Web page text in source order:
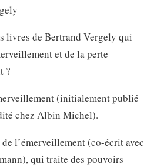
livres de Bertrand Vergely qui
et de la perte
?
(initialement publié
chez Albin Michel).
l’émerveillement (co-écrit avec
qui traite des pouvoirs